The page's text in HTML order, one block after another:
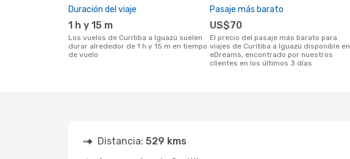
Duración del viaje
1 h y 15 m
Los vuelos de Curitiba a Iguazú suelen
durar alrededor de 1 h y 15 m en tiempo
de vuelo
Pasaje más barato
US$70
El precio del pasaje más barato para
viajes de Curitiba a Iguazú disponible en
eDreams, encontrado por nuestros
clientes en los últimos 3 días
Distancia: 529 kms